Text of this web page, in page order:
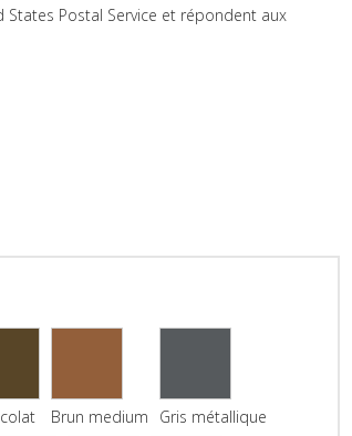
Postal Service et répondent aux
Brun medium Gris métallique